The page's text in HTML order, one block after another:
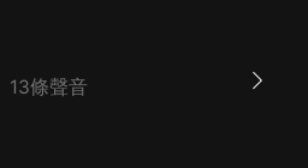
13條聲音